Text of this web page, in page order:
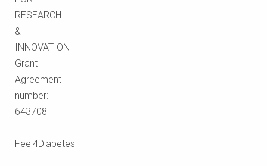
RESEARCH
&
INNOVATION
Grant
Agreement
number:
643708
—
Feel4Diabetes
—